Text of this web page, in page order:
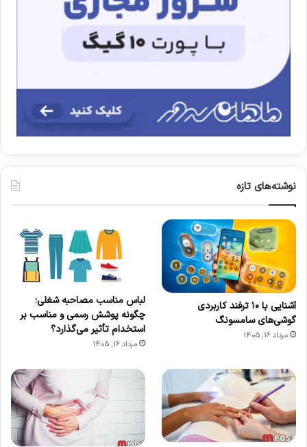
نوشته‌های تازه
آشنایی با ۱۰ ترفند کاربردی
گوشی‌های سامسونگ
مرداد 16, 1405
لباس مناسب مصاحبه شغلی؛
چگونه پوشش رسمی و مناسب بر
استخدام تأثیر می‌گذارد؟
مرداد 16, 1405